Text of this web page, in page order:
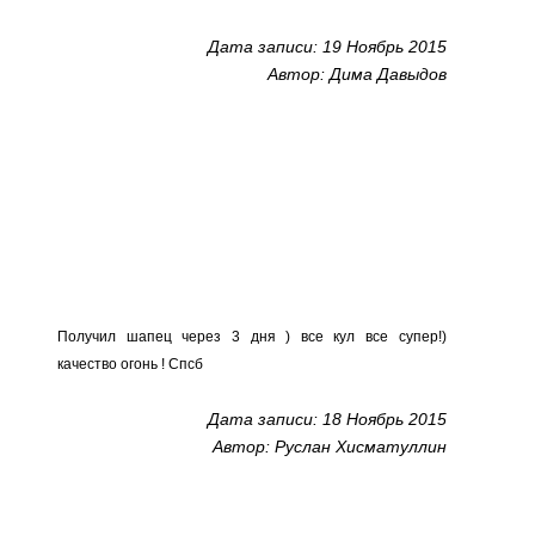
Дата записи: 19 Ноябрь 2015
Автор: Дима Давыдов
Получил шапец через 3 дня ) все кул все супер!)
качество огонь ! Спсб
Дата записи: 18 Ноябрь 2015
Автор: Руслан Хисматуллин